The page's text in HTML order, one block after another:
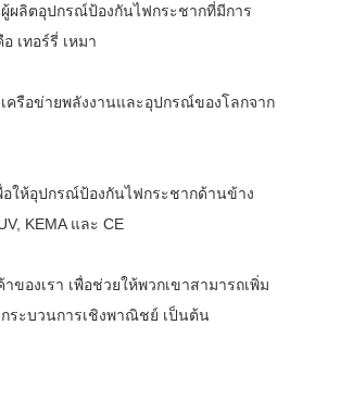
ผลิตอุปกรณ์ป้องกันไฟกระชากที่มีการ
เทอร์รี่ เหมา
ครือข่ายพลังงานและอุปกรณ์ของโลกจาก
ให้อุปกรณ์ป้องกันไฟกระชากด้านข้าง
KEMA และ CE
องเรา เพื่อช่วยให้พวกเขาสามารถเพิ่ม
ระบวนการเชิงพาณิชย์ เป็นต้น